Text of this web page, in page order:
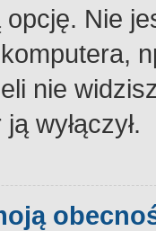
Nie
nie
wyłączył.